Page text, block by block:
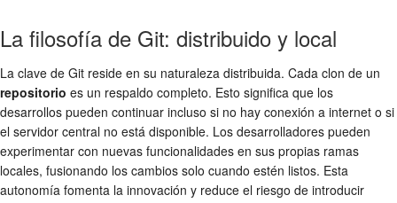
La filosofía de Git: distribuido y local
La clave de Git reside en su naturaleza distribuida. Cada clon de un
repositorio es un respaldo completo. Esto significa que los
desarrollos pueden continuar incluso si no hay conexión a internet o si
el servidor central no está disponible. Los desarrolladores pueden
experimentar con nuevas funcionalidades en sus propias ramas
locales, fusionando los cambios solo cuando estén listos. Esta
autonomía fomenta la innovación y reduce el riesgo de introducir